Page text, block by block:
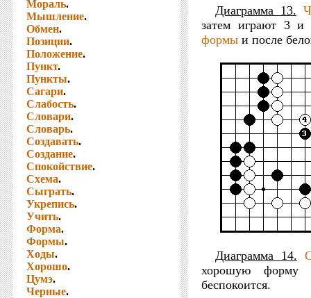
Мораль.
Мышление.
Обмен.
Позиции.
Положение.
Пункт.
Пункты.
Сагари.
Слабость.
Словари.
Словарь.
Создавать.
Создание.
Спокойствие.
Схема.
Сыграть.
Укрепись.
Учить.
Форма.
Формы.
Ходы.
Хорошо.
Цумэ.
Черные.
Диаграмма 13.
затем играют 3
формы и после
Диаграмма 14.
хорошую
беспокоится.